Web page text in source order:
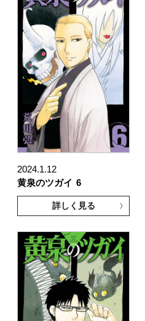
2024.1.12
黄泉のツガイ 6
詳しく見る